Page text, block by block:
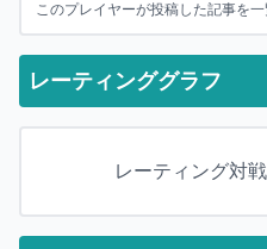
このプレイヤーが投稿した記事を一
レーティンググラフ
レーティング対